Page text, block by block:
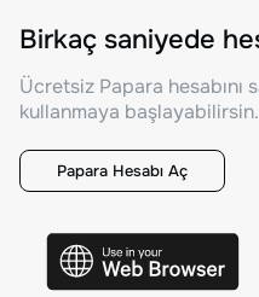
Birkaç saniyede
Ücretsiz Papara hesabını
kullanmaya başlayabilirsin.
Papara Hesabı Aç